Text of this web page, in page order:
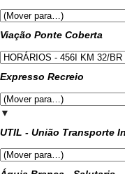
Viação Ponte Coberta
Expresso Recreio
▼
UTIL - União Transporte